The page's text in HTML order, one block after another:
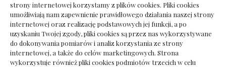
strony internetowej korzystamy z plików cookies. Pliki cookies
umożliwiają nam zapewnienie prawidłowego działania naszej strony
internetowej oraz realizację podstawowych jej funkcji, a po
uzyskaniu Twojej zgody, pliki cookies są przez nas wykorzystywane
do dokonywania pomiarów i analiz korzystania ze strony
internetowej, a także do celów marketingowych. Strona
wykorzystuje również pliki cookies podmiotów trzecich w celu
Deska podłogowa do salonu: jak wybrać bez
pośpiechu